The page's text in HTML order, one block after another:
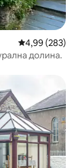
Просечна
4,99 (283)
долина.